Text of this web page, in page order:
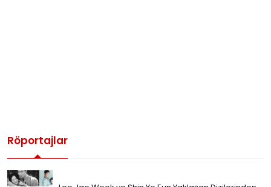
Röportajlar